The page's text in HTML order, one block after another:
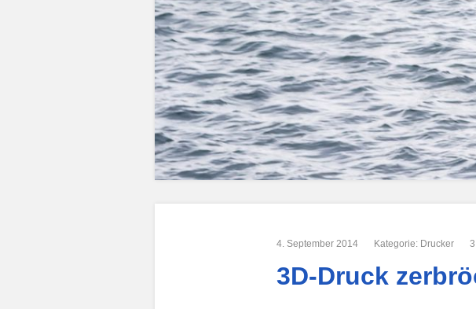
4. September 2014 Kategorie: Drucker
3D-Druck